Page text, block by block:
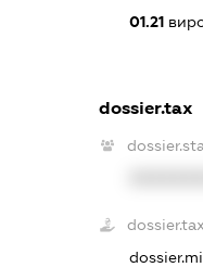
01.21
dossier.tax